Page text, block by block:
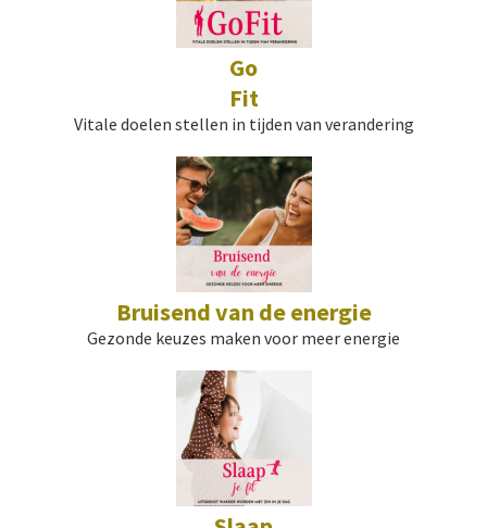
Go
Fit
Vitale doelen stellen in tijden van verandering
Bruisend van de energie
Gezonde keuzes maken voor meer energie